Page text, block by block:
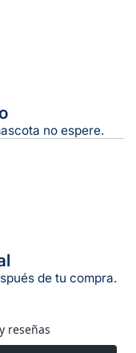
no espere.
de tu compra.